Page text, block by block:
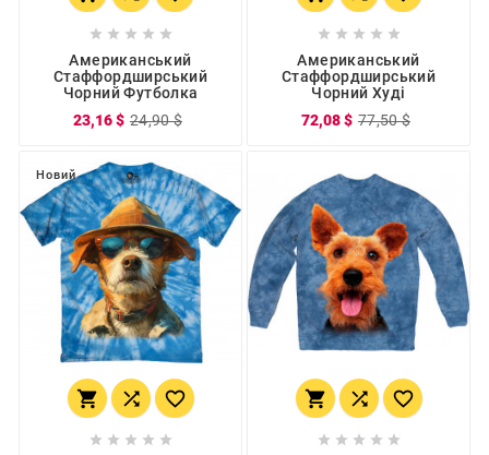
    
Американський
Стаффордширський
Чорний Футболка
23,16 $ 24,90 $
    
Американський
Стаффордширський
Чорний Худі
72,08 $ 77,50 $
Новий
  
    
  
    